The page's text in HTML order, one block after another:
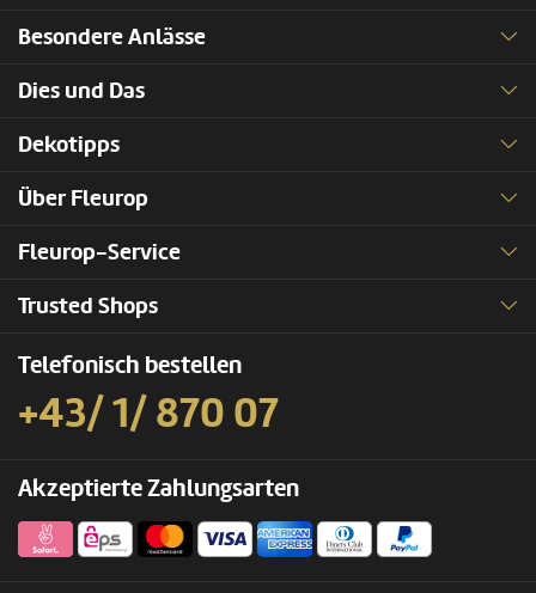
Besondere Anlässe
Dies und Das
Dekotipps
Über Fleurop
Fleurop-Service
Trusted Shops
Telefonisch bestellen
+43/ 1/ 870 07
Akzeptierte Zahlungsarten